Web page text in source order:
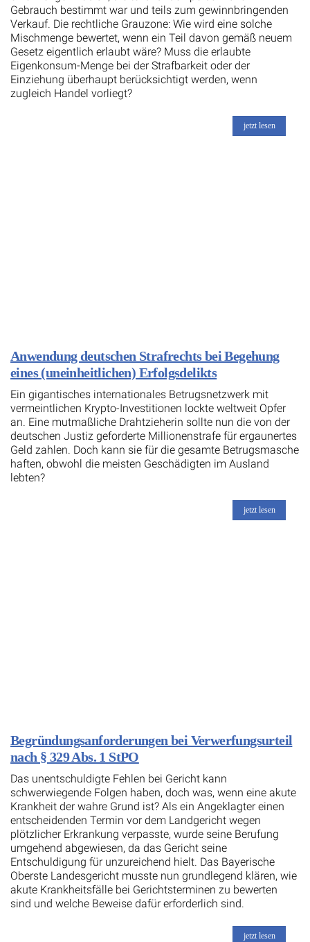
Gebrauch bestimmt war und teils zum gewinnbringenden
Verkauf. Die rechtliche Grauzone: Wie wird eine solche
Mischmenge bewertet, wenn ein Teil davon gemäß neuem
Gesetz eigentlich erlaubt wäre? Muss die erlaubte
Eigenkonsum-Menge bei der Strafbarkeit oder der
Einziehung überhaupt berücksichtigt werden, wenn
zugleich Handel vorliegt?
jetzt lesen
Anwendung deutschen Strafrechts bei Begehung
eines (uneinheitlichen) Erfolgsdelikts
Ein gigantisches internationales Betrugsnetzwerk mit
vermeintlichen Krypto-Investitionen lockte weltweit Opfer
an. Eine mutmaßliche Drahtzieherin sollte nun die von der
deutschen Justiz geforderte Millionenstrafe für ergaunertes
Geld zahlen. Doch kann sie für die gesamte Betrugsmasche
haften, obwohl die meisten Geschädigten im Ausland
lebten?
jetzt lesen
Begründungsanforderungen bei Verwerfungsurteil
nach § 329 Abs. 1 StPO
Das unentschuldigte Fehlen bei Gericht kann
schwerwiegende Folgen haben, doch was, wenn eine akute
Krankheit der wahre Grund ist? Als ein Angeklagter einen
entscheidenden Termin vor dem Landgericht wegen
plötzlicher Erkrankung verpasste, wurde seine Berufung
umgehend abgewiesen, da das Gericht seine
Entschuldigung für unzureichend hielt. Das Bayerische
Oberste Landesgericht musste nun grundlegend klären, wie
akute Krankheitsfälle bei Gerichtsterminen zu bewerten
sind und welche Beweise dafür erforderlich sind.
jetzt lesen